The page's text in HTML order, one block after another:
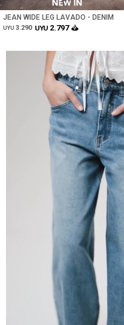
JEAN WIDE LEG LAVADO - DENIM
UYU 3.290 UYU 2.797